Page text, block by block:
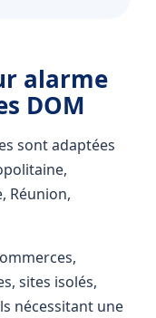
alarme
DOM
sont adaptées
Réunion,
sites isolés,
nécessitant une